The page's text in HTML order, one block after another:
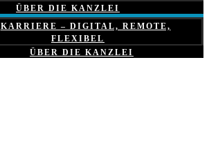
ÜBER DIE KANZLEI
KARRIERE – DIGITAL, REMOTE,
FLEXIBEL
ÜBER DIE KANZLEI